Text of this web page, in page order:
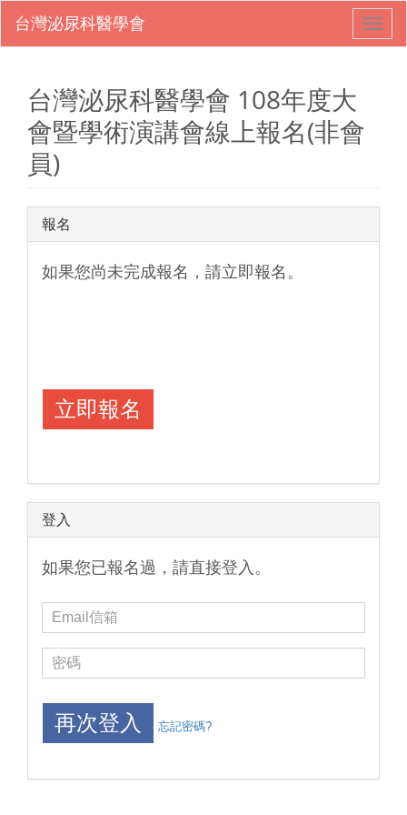
台灣泌尿科醫學會 108年度大
會暨學術演講會線上報名(非會
員)
報名
如果您尚未完成報名，請立即報名。
登入
如果您已報名過，請直接登入。
忘記密碼?